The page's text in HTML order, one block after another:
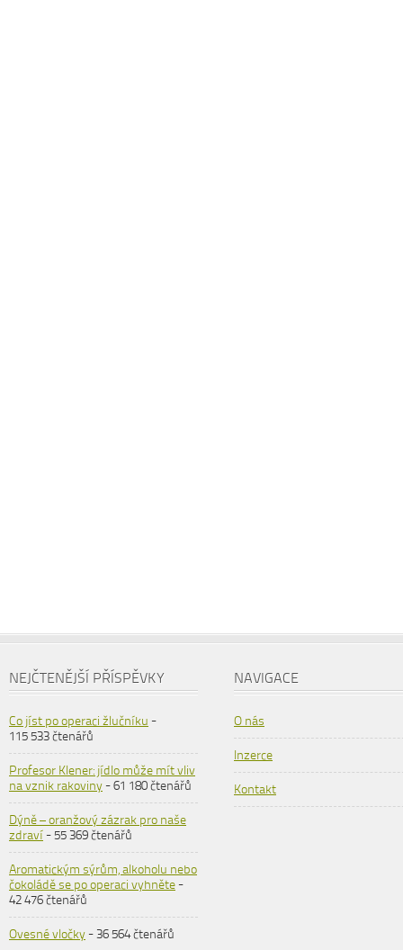
NEJČTENĚJŠÍ PŘÍSPĚVKY
Co jíst po operaci žlučníku -
115 533 čtenářů
Profesor Klener: jídlo může mít vliv
na vznik rakoviny- 61 180 čtenářů
Dýně – oranžový zázrak pro naše
zdraví- 55 369 čtenářů
Aromatickým sýrům, alkoholu nebo
čokoládě se po operaci vyhněte-
42 476 čtenářů
Ovesné vločky- 36 564 čtenářů
NAVIGACE
O nás
Inzerce
Kontakt